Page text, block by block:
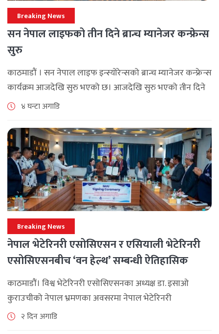
Breaking News
सन नेपाल लाइफको तीन दिने ब्रान्च म्यानेजर कन्फ्रेन्स
सुरु
काठमाडौं । सन नेपाल लाइफ इन्स्योरेन्सको ब्रान्च म्यानेजर कन्फ्रेन्स
कार्यक्रम आजदेखि सुरु भएको छ। आजदेखि सुरु भएको तीन दिने
ब्रान्च म्यानेजर कन्फ्रेन्स विभिन्न कार्यक्रमहरुका साथ भब्य साथ
४ घन्टा अगाडि
Breaking News
नेपाल भेटेरिनरी एसोसिएसन र एसियाली भेटेरिनरी
एसोसिएसनबीच ‘वन हेल्थ’ सम्बन्धी ऐतिहासिक
समझदारी
काठमाडौं। विश्व भेटेरिनरी एसोसिएसनका अध्यक्ष डा. इसाओ
कुराउचीको नेपाल भ्रमणका अवसरमा नेपाल भेटेरिनरी
एसोसिएसनले अन्तर्राष्ट्रिय सहकार्यलाई नयाँ उचाइमा पुर्‍याउँदै
२ दिन अगाडि